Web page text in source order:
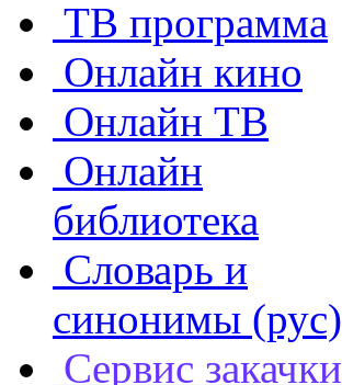
ТВ программа
Онлайн кино
Онлайн ТВ
Онлайн
библиотека
Словарь и
синонимы (рус)
Сервис закачки